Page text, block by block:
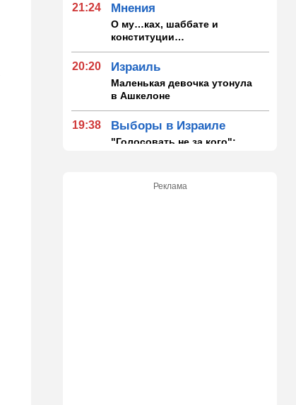
21:24 Мнения
О му…ках, шаббате и
конституции…
20:20 Израиль
Маленькая девочка утонула
в Ашкелоне
19:38 Выборы в Израиле
"Голосовать не за кого":
Реклама